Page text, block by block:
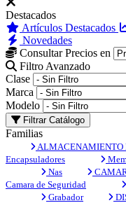
Destacados
Artículos Destacados
Novedades
Consultar Precios en
Filtro Avanzado
Clase
Marca
Modelo
Filtrar Catálogo
Familias
ALMACENAMIENTO
Encapsuladores
Nas
Camara de Seguridad
Grabador